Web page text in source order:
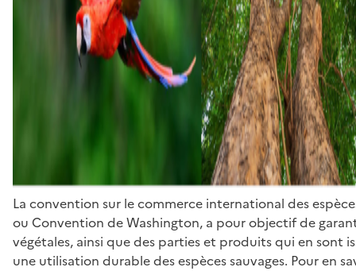
La convention sur le commerce international des
ou Convention de Washington, a pour objectif de
végétales, ainsi que des parties et produits qui en sont
une utilisation durable des espèces sauvages. Pour en